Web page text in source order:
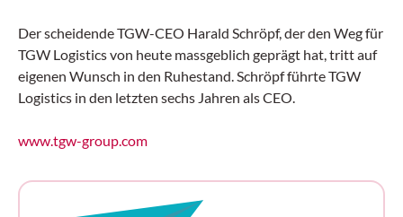
Der scheidende TGW-CEO Harald Schröpf, der den Weg für
TGW Logistics von heute massgeblich geprägt hat, tritt auf
eigenen Wunsch in den Ruhestand. Schröpf führte TGW
Logistics in den letzten sechs Jahren als CEO.
www.tgw-group.com